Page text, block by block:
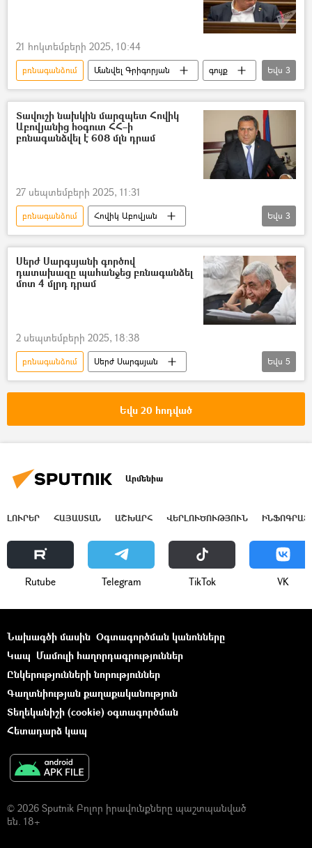
21 հոկտեմբերի 2025, 10:44
բռնագանձում Մանվել Գրիգորյան
գույք
Հայաստան
ՀՀ դատախազություն
ՀՀ գլխավոր դատախազություն
Եվս 3
Տավուշի նախկին մարզպետ Հովիկ
Աբովյանից հօգուտ ՀՀ–ի
բռնագանձվել է 608 մլն դրամ
27 սեպտեմբերի 2025, 11:31
բռնագանձում
Հովիկ Աբովյան
ՀՀ դատախազություն
Տավուշ
Ապօրինի
Եվս 3
Սերժ Սարգսյանի գործով
դատախազը պահանջեց բռնագանձել
մոտ 4 մլրդ դրամ
2 սեպտեմբերի 2025, 18:38
բռնագանձում
Սերժ Սարգսյան
Դատարան
գույք
Անշարժ գույք
Եվս 5
Եվս 20 հոդված
Արմենիա
ԼՈՒՐԵՐ ՀԱՅԱՍՏԱՆ ԱՇԽԱՐՀ ՎԵՐԼՈՒԾՈՒԹՅՈՒՆ
Rutube Telegram ТikТоk VK
Նախագծի մասին Օգտագործման կանոնները
Կապ Մամուլի հաղորդագրություններ
Ընկերությունների նորություններ
Գաղտնիության քաղաքականություն
Տեղեկանիշի (cookie) օգտագործման
Հետադարձ կապ
© 2026 Sputnik Բոլոր իրավունքները պաշտպանված
են. 18+